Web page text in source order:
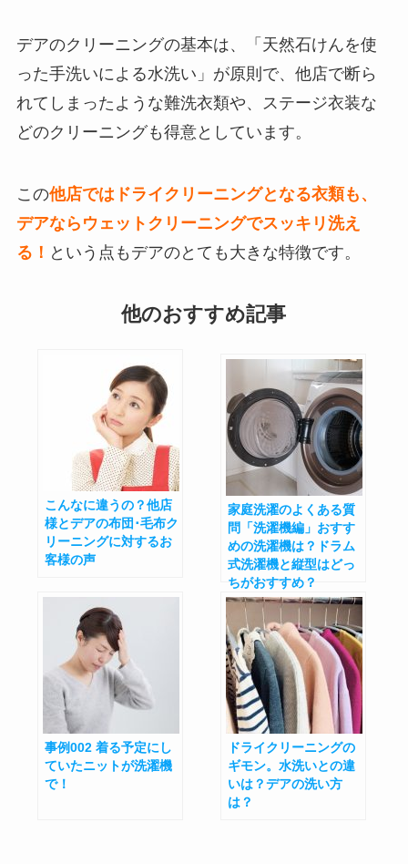
デアのクリーニングの基本は、「天然石けんを使
った手洗いによる水洗い」が原則で、他店で断ら
れてしまったような難洗衣類や、ステージ衣装な
どのクリーニングも得意としています。
この他店ではドライクリーニングとなる衣類も、
デアならウェットクリーニングでスッキリ洗え
る！ という点もデアのとても大きな特徴です。
他のおすすめ記事
こんなに違うの？他店
様とデアの布団･毛布ク
リーニングに対するお
客様の声
家庭洗濯のよくある質
問「洗濯機編」おすす
めの洗濯機は？ドラム
式洗濯機と縦型はどっ
ちがおすすめ？
事例002 着る予定にし
ていたニットが洗濯機
で！
ドライクリーニングの
ギモン。水洗いとの違
いは？デアの洗い方
は？